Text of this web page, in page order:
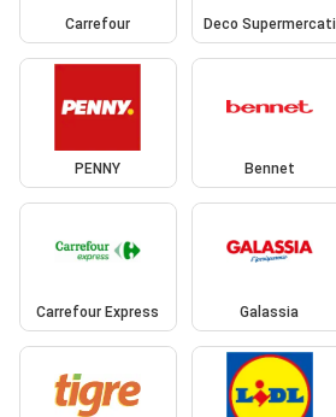
Carrefour Deco Supermercati
PENNY Bennet
Carrefour Express Galassia